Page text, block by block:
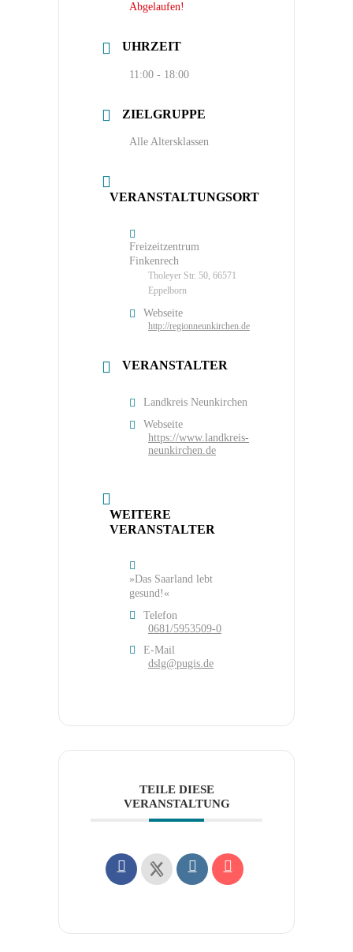
Abgelaufen!
UHRZEIT
11:00 - 18:00
ZIELGRUPPE
Alle Altersklassen
VERANSTALTUNGSORT
Freizeitzentrum
Finkenrech
Tholeyer Str. 50, 66571
Eppelborn
Webseite
http://regionneunkirchen.de
VERANSTALTER
Landkreis Neunkirchen
Webseite
https://www.landkreis-
neunkirchen.de
WEITERE
VERANSTALTER
»Das Saarland lebt
gesund!«
Telefon
0681/5953509-0
E-Mail
dslg@pugis.de
TEILE DIESE
VERANSTALTUNG